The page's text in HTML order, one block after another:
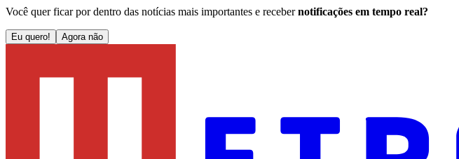
Você quer ficar por dentro das notícias mais importantes e receber notificações em tempo real?
Eu quero! Agora não